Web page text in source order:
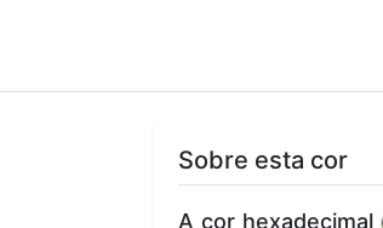
Sobre esta cor
A cor hexadecimal